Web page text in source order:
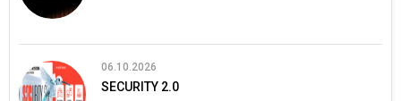
06.10.2026
SECURITY 2.0